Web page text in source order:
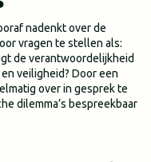
nadenkt over de
vragen te stellen als:
de verantwoordelijkheid
veiligheid? Door een
over in gesprek te
dilemma’s bespreekbaar